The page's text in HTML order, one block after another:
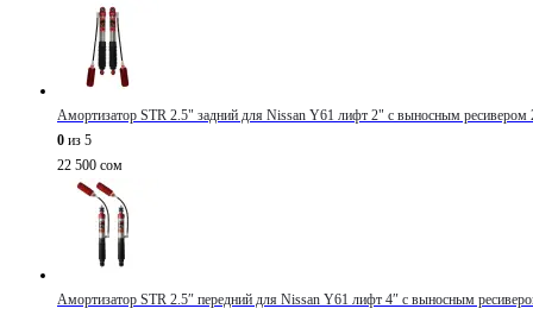
Амортизатор STR 2.5" задний для Nissan Y61 лифт 2" с выносным ресивером
0 из 5
22 500 сом
Амортизатор STR 2.5″ передний для Nissan Y61 лифт 4″ с выносным